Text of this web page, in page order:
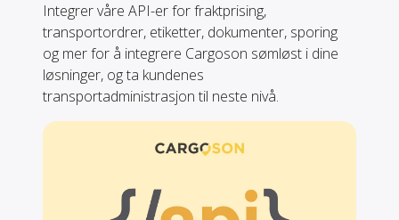
Integrer våre API-er for fraktprising,
transportordrer, etiketter, dokumenter, sporing
og mer for å integrere Cargoson sømløst i dine
løsninger, og ta kundenes
transportadministrasjon til neste nivå.